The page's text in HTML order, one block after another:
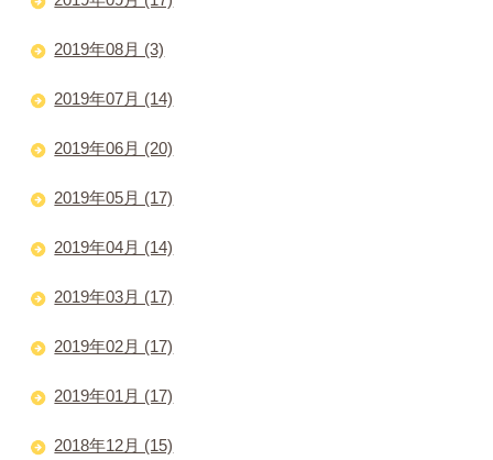
2019年08月 (3)
2019年07月 (14)
2019年06月 (20)
2019年05月 (17)
2019年04月 (14)
2019年03月 (17)
2019年02月 (17)
2019年01月 (17)
2018年12月 (15)